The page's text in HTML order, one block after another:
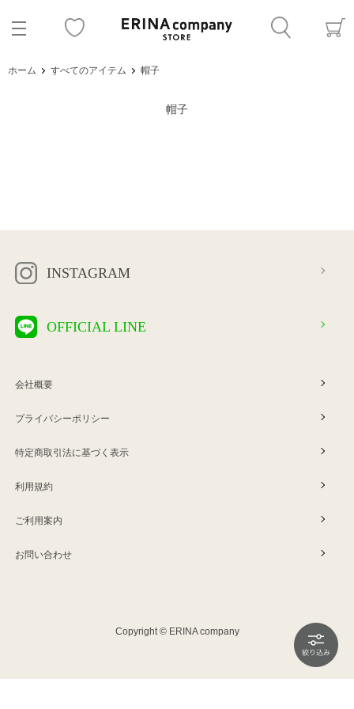
ホーム すべてのアイテム 帽子
帽子
INSTAGRAM
OFFICIAL LINE
会社概要
プライバシーポリシー
特定商取引法に基づく表示
利用規約
ご利用案内
お問い合わせ
Copyright © ERINA company